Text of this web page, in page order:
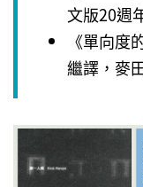
文版20週
《單向度
繼譯，麥